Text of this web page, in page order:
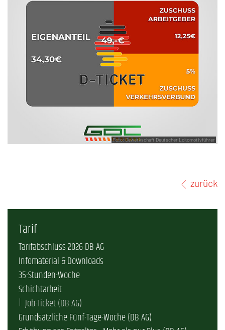
Foto: Gewerkschaft Deutscher Lokomotivführer
zurück
Tarif
Tarifabschluss 2026 DB AG
Infomaterial & Downloads
35-Stunden-Woche
Schichtarbeit
Job-Ticket (DB AG)
Grundsätzliche Fünf-Tage-Woche (DB AG)